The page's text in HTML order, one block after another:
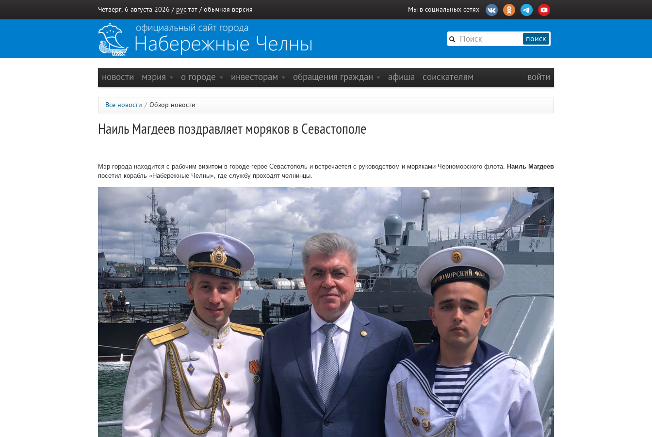
Четверг, 6 августа 2026 / рус тат / обычная версия Мы в социальных сетях
поиск
новости мэрия о городе инвесторам обращения граждан афиша соискателям войти
Все новости / Обзор новости
Наиль Магдеев поздравляет моряков в Севастополе
Мэр города находится с рабочим визитом в городе-герое Севастополь и встречается с руководством и моряками Черноморского флота. Наиль Магдеев
посетил корабль «Набережные Челны», где службу проходят челнинцы.